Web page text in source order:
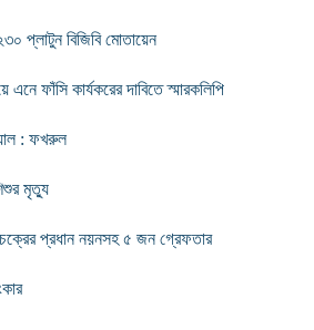
প্লাটুন বিজিবি মোতায়েন
এনে ফাঁসি কার্যকরের দাবিতে স্মারকলিপি
: ফখরুল
মৃত্যু
প্রধান নয়নসহ ৫ জন গ্রেফতার